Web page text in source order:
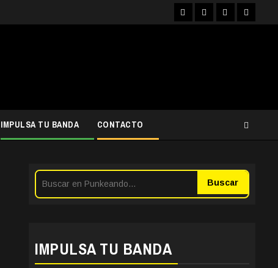
FacebookInstagram
YouTubeTwitter
IMPULSA TU BANDA CONTACTO
Buscar
IMPULSA TU BANDA